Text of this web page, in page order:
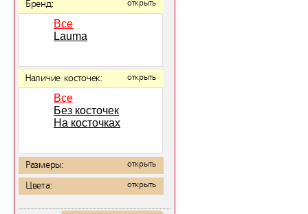
Бренд: открыть
Все
Lauma
Наличие косточек: открыть
Все
Без косточек
На косточках
Размеры: открыть
Цвета: открыть